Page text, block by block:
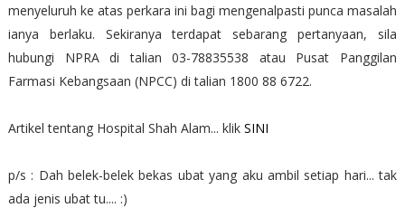
menyeluruh ke atas perkara ini bagi mengenalpasti punca masalah
ianya berlaku. Sekiranya terdapat sebarang pertanyaan, sila
hubungi NPRA di talian 03-78835538 atau Pusat Panggilan
Farmasi Kebangsaan (NPCC) di talian 1800 88 6722.
Artikel tentang Hospital Shah Alam... klik SINI
p/s : Dah belek-belek bekas ubat yang aku ambil setiap hari... tak
ada jenis ubat tu.... :)